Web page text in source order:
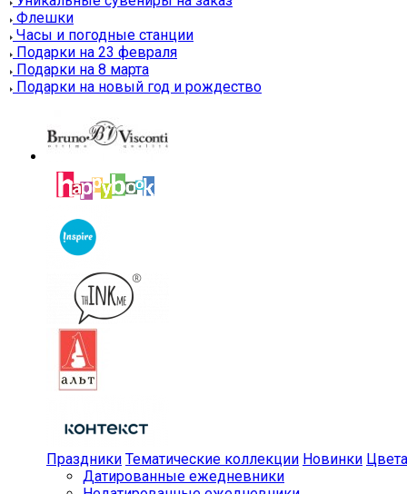
Флешки
Часы и погодные станции
Подарки на 23 февраля
Подарки на 8 марта
Подарки на новый год и рождество
Праздники Тематические коллекции Новинки Цвета
Датированные ежедневники